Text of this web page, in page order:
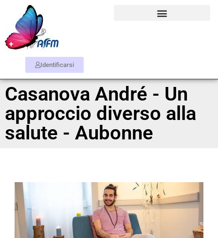
Identificarsi
Casanova André - Un
approccio diverso alla
salute - Aubonne